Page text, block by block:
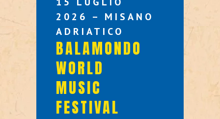
2026 – MISANO
ADRIATICO
BALAMONDO
WORLD
MUSIC
FESTIVAL